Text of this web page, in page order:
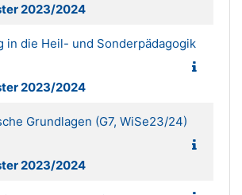
2023/2024
in die Heil- und Sonderpädagogik
2023/2024
Grundlagen (G7, WiSe23/24)
2023/2024